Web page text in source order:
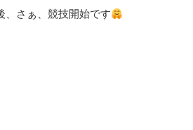
さぁ、競技開始です